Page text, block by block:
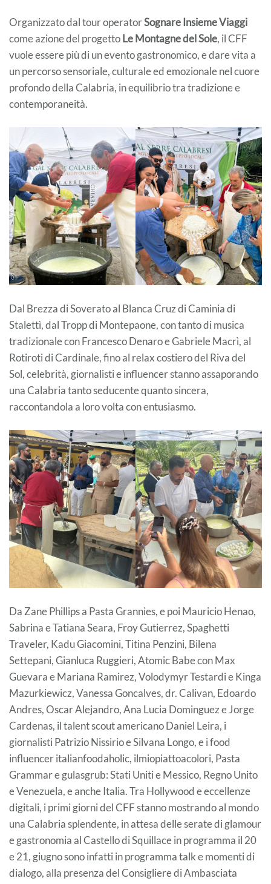
Organizzato dal tour operatorSognare Insieme Viaggi
come azione del progettoLe Montagne del Sole, il CFF
vuole essere più di un evento gastronomico, e dare vita a
un percorso sensoriale, culturale ed emozionale nel cuore
profondo della Calabria, in equilibrio tra tradizione e
contemporaneità.
Dal Brezza di Soverato al Blanca Cruz di Caminia di
Stalettì, dal Tropp di Montepaone, con tanto di musica
tradizionale con Francesco Denaro e Gabriele Macrì, al
Rotiroti di Cardinale, fino al relax costiero del Riva del
Sol, celebrità, giornalisti e influencer stanno assaporando
una Calabria tanto seducente quanto sincera,
raccontandola a loro volta con entusiasmo.
Da Zane Phillips a Pasta Grannies, e poi Mauricio Henao,
Sabrina e Tatiana Seara, Froy Gutierrez, Spaghetti
Traveler, Kadu Giacomini, Titina Penzini, Bilena
Settepani, Gianluca Ruggieri, Atomic Babe con Max
Guevara e Mariana Ramirez, Volodymyr Testardi e Kinga
Mazurkiewicz, Vanessa Goncalves, dr. Calivan, Edoardo
Andres, Oscar Alejandro, Ana Lucia Dominguez e Jorge
Cardenas, il talent scout americano Daniel Leira, i
giornalisti Patrizio Nissirio e Silvana Longo, e i food
influencer italianfoodaholic, ilmiopiattoacolori, Pasta
Grammar e gulasgrub: Stati Uniti e Messico, Regno Unito
e Venezuela, e anche Italia. Tra Hollywood e eccellenze
digitali, i primi giorni del CFF stanno mostrando al mondo
una Calabria splendente, in attesa delle serate di glamour
e gastronomia al Castello di Squillace in programma il 20
e 21, giugno sono infatti in programma talk e momenti di
dialogo, alla presenza del Consigliere di Ambasciata